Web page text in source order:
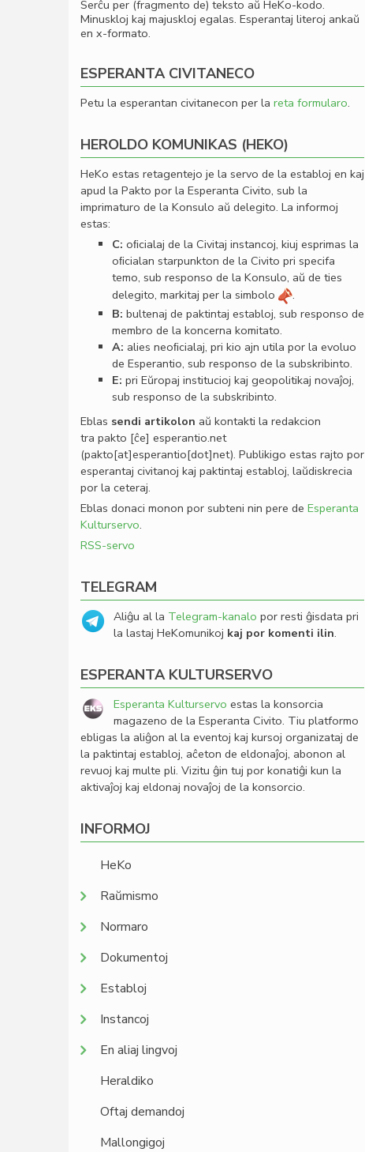
Serĉu per (fragmento de) teksto aŭ HeKo-kodo.
Minuskloj kaj majuskloj egalas. Esperantaj literoj ankaŭ
en x-formato.
ESPERANTA CIVITANECO
Petu la esperantan civitanecon per la reta formularo.
HEROLDO KOMUNIKAS (HEKO)
HeKo estas retagentejo je la servo de la establoj en kaj
apud la Pakto por la Esperanta Civito, sub la
imprimaturo de la Konsulo aŭ delegito. La informoj
estas:
C: oﬁcialaj de la Civitaj instancoj, kiuj esprimas la
oﬁcialan starpunkton de la Civito pri specifa
temo, sub responso de la Konsulo, aŭ de ties
delegito, markitaj per la simbolo
.
B: bultenaj de paktintaj establoj, sub responso de
membro de la koncerna komitato.
A: alies neoﬁcialaj, pri kio ajn utila por la evoluo
de Esperantio, sub responso de la subskribinto.
E: pri Eŭropaj institucioj kaj geopolitikaj novaĵoj,
sub responso de la subskribinto.
Eblas sendi artikolon aŭ kontakti la redakcion
tra pakto [ĉe] esperantio.net
(pakto[at]esperantio[dot]net). Publikigo estas rajto por
esperantaj civitanoj kaj paktintaj establoj, laŭdiskrecia
por la ceteraj.
Eblas donaci monon por subteni nin pere de Esperanta
Kulturservo.
RSS-servo
TELEGRAM
Aliĝu al la Telegram-kanalo por resti ĝisdata pri
la lastaj HeKomunikoj kaj por komenti ilin.
ESPERANTA KULTURSERVO
Esperanta Kulturservo estas la konsorcia
magazeno de la Esperanta Civito. Tiu platformo
ebligas la aliĝon al la eventoj kaj kursoj organizataj de
la paktintaj establoj, aĉeton de eldonaĵoj, abonon al
revuoj kaj multe pli. Vizitu ĝin tuj por konatiĝi kun la
aktivaĵoj kaj eldonaj novaĵoj de la konsorcio.
INFORMOJ
HeKo
Raŭmismo
Normaro
Dokumentoj
Establoj
Instancoj
En aliaj lingvoj
Heraldiko
Oftaj demandoj
Mallongigoj